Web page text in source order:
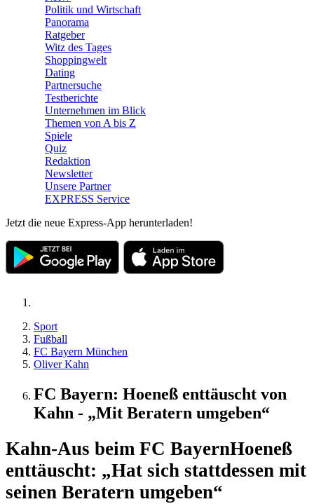
Politik und Wirtschaft
Panorama
Ratgeber
Witz des Tages
Shoppingwelt
Dating
Partnersuche
Testberichte
Unternehmen im Blick
Themen von A bis Z
Spiele
Quiz
Redaktion
Newsletter
Unsere Partner
EXPRESS Service
Jetzt die neue Express-App herunterladen!
Sport
Fußball
FC Bayern München
Oliver Kahn
FC Bayern: Hoeneß enttäuscht von
Kahn - „Mit Beratern umgeben“
Kahn-Aus beim FC BayernHoeneß
enttäuscht: „Hat sich stattdessen mit
seinen Beratern umgeben“